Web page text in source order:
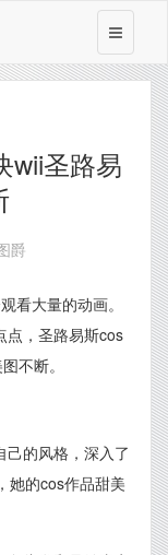
wii圣路易
爵
看大量的动画。
点，圣路易斯cos
不断。
的风格，深入了
她的cos作品甜美